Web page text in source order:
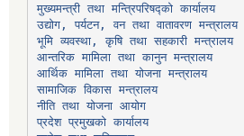
मुख्यमन्त्री तथा मन्त्रिपरिषद्को कार्यालय
उद्योग, पर्यटन, वन तथा वातावरण मन्त्रालय
भूमि व्यवस्था, कृषि तथा सहकारी मन्त्रालय
आन्तरिक मामिला तथा कानुन मन्त्रालय
आर्थिक मामिला तथा योजना मन्त्रालय
सामाजिक विकास मन्त्रालय
नीति तथा योजना आयोग
प्रदेश प्रमुखको कार्यालय